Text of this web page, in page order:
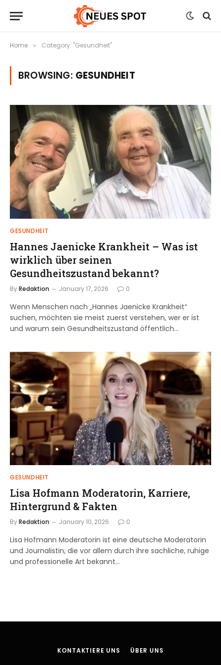
Home » Category: "Gesundheit"
BROWSING: GESUNDHEIT
GESUNDHEIT
Hannes Jaenicke Krankheit – Was ist
wirklich über seinen
Gesundheitszustand bekannt?
ByRedaktion January 17, 2026 0
Wenn Menschen nach „Hannes Jaenicke Krankheit“
suchen, möchten sie meist zuerst verstehen, wer er ist
und warum sein Gesundheitszustand öffentlich…
GESUNDHEIT
Lisa Hofmann Moderatorin, Karriere,
Hintergrund & Fakten
ByRedaktion January 10, 2026 0
Lisa Hofmann Moderatorin ist eine deutsche Moderatorin
und Journalistin, die vor allem durch ihre sachliche, ruhige
und professionelle Art bekannt…
KONTAKTIERE UNS ÜBER UNS